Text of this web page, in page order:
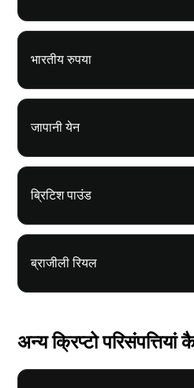
भारतीय रुपया
जापानी येन
ब्रिटिश पाउंड
ब्राजीली रियल
अन्य क्रिप्टो परिसंपत्तियां